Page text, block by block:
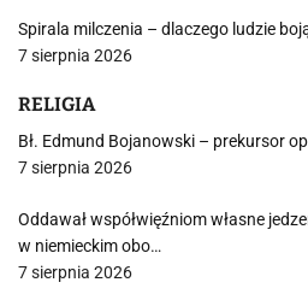
Spirala milczenia – dlaczego ludzie
7 sierpnia 2026
RELIGIA
Bł. Edmund Bojanowski – prekursor
7 sierpnia 2026
Oddawał współwięźniom własne
w niemieckim obo…
7 sierpnia 2026